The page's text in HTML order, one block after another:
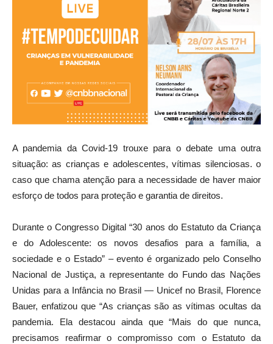
A pandemia da Covid-19 trouxe para o debate uma outra
situação: as crianças e adolescentes, vítimas silenciosas. o
caso que chama atenção para a necessidade de haver maior
esforço de todos para proteção e garantia de direitos.
Durante o Congresso Digital “30 anos do Estatuto da Criança
e do Adolescente: os novos desafios para a família, a
sociedade e o Estado” – evento é organizado pelo Conselho
Nacional de Justiça, a representante do Fundo das Nações
Unidas para a Infância no Brasil — Unicef no Brasil, Florence
Bauer, enfatizou que “As crianças são as vítimas ocultas da
pandemia. Ela destacou ainda que “Mais do que nunca,
precisamos reafirmar o compromisso com o Estatuto da